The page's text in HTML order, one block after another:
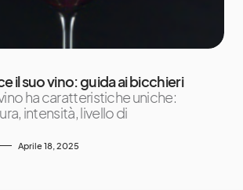
il suo vino: guida ai bicchieri
ha caratteristiche uniche:
intensità, livello di
Aprile 18, 2025